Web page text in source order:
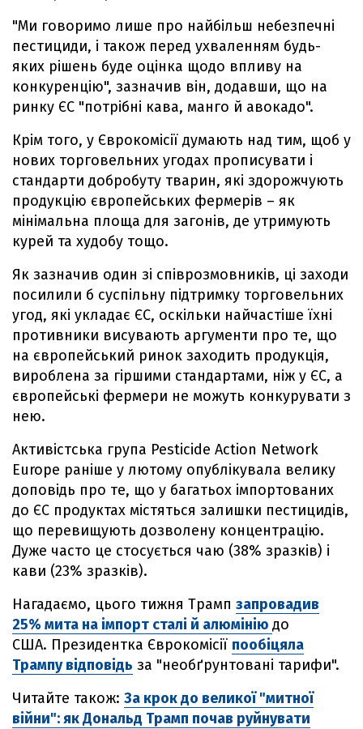
"Ми говоримо лише про найбільш небезпечні
пестициди, і також перед ухваленням будь-
яких рішень буде оцінка щодо впливу на
конкуренцію", зазначив він, додавши, що на
ринку ЄС "потрібні кава, манго й авокадо".
Крім того, у Єврокомісії думають над тим, щоб у
нових торговельних угодах прописувати і
стандарти добробуту тварин, які здорожчують
продукцію європейських фермерів – як
мінімальна площа для загонів, де утримують
курей та худобу тощо.
Як зазначив один зі співрозмовників, ці заходи
посилили б суспільну підтримку торговельних
угод, які укладає ЄС, оскільки найчастіше їхні
противники висувають аргументи про те, що
на європейський ринок заходить продукція,
вироблена за гіршими стандартами, ніж у ЄС, а
європейські фермери не можуть конкурувати з
нею.
Активістська група Pesticide Action Network
Europe раніше у лютому опублікувала велику
доповідь про те, що у багатьох імпортованих
до ЄС продуктах містяться залишки пестицидів,
що перевищують дозволену концентрацію.
Дуже часто це стосується чаю (38% зразків) і
кави (23% зразків).
Нагадаємо, цього тижня Трамп запровадив
25% мита на імпорт сталі й алюмінію до
США. Президентка Єврокомісії пообіцяла
Трампу відповідь за "необґрунтовані тарифи".
Читайте також: За крок до великої "митної
війни": як Дональд Трамп почав руйнувати